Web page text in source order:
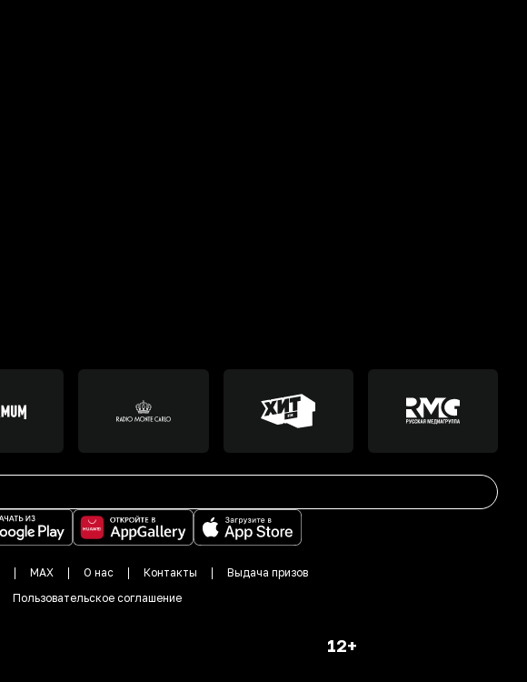
MAX О нас Контакты
Выдача призов
Пользовательское соглашение
12+